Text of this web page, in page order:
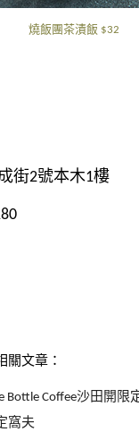
燒飯團茶漬飯 $32
街2號本木1樓
關文章：
Bottle Coffee沙田開限
窩夫